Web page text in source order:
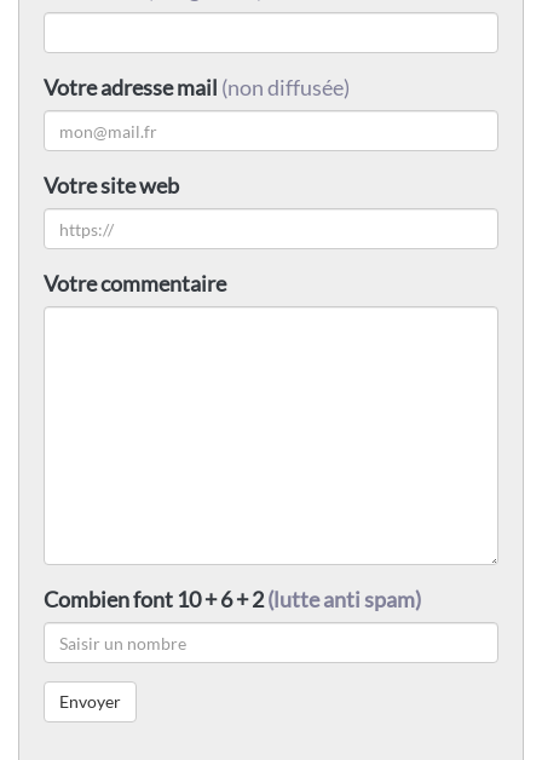
Votre adresse mail (non diffusée)
Votre site web
Votre commentaire
Combien font 10 + 6 + 2(lutte anti spam)